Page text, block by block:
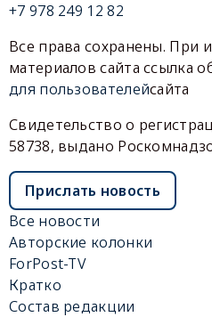
+7 978 249 12 82
Все права сохранены. При
материалов сайта ссылка
для пользователейсайта
Свидетельство о
58738, выдано
Прислать новость
Все новости
Авторские колонки
ForPost-TV
Кратко
Состав редакции